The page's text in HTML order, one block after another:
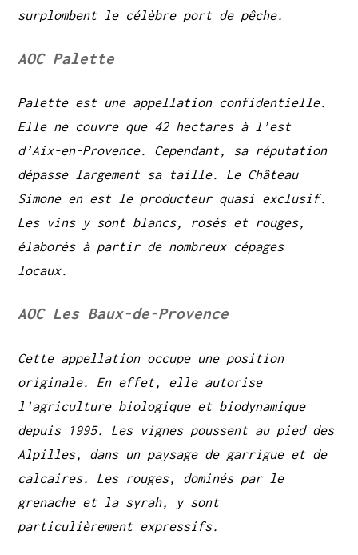
surplombent le célèbre port de pêche.
AOC Palette
Palette est une appellation confidentielle.
Elle ne couvre que 42 hectares à l’est
d’Aix-en-Provence. Cependant, sa réputation
dépasse largement sa taille. Le Château
Simone en est le producteur quasi exclusif.
Les vins y sont blancs, rosés et rouges,
élaborés à partir de nombreux cépages
locaux.
AOC Les Baux-de-Provence
Cette appellation occupe une position
originale. En effet, elle autorise
l’agriculture biologique et biodynamique
depuis 1995. Les vignes poussent au pied des
Alpilles, dans un paysage de garrigue et de
calcaires. Les rouges, dominés par le
grenache et la syrah, y sont
particulièrement expressifs.